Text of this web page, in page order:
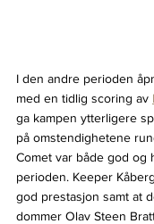
I den andre perioden
med en tidlig scoring av
ga kampen ytterligere
på omstendighetene
Comet var både god og
perioden. Keeper
god prestasjon samt at
dommer Olav Steen